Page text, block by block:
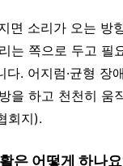
면 소리가 오는 방
는 쪽으로 두고 필
다. 어지럼·균형 장
을 하고 천천히 움
회지).
은 어떻게 하나